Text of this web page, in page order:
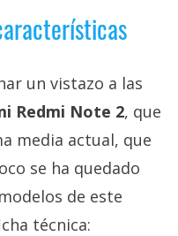
un vistazo a las
Redmi Note 2, que
media actual, que
se ha quedado
de este
técnica: